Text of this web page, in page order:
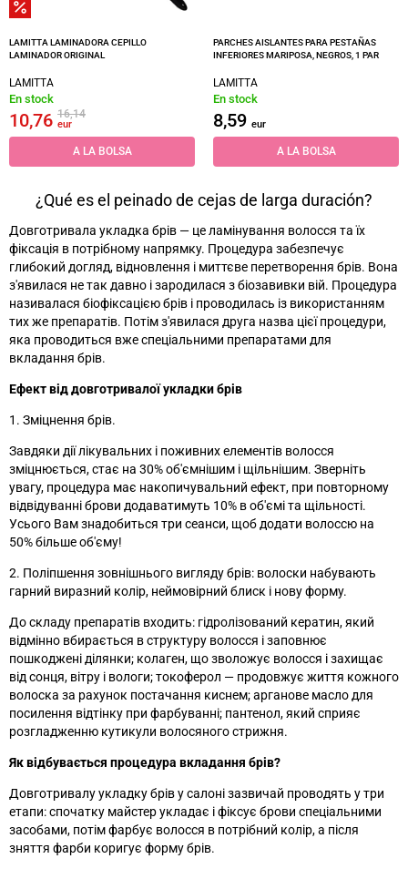
LAMITTA LAMINADORA CEPILLO
LAMINADOR ORIGINAL
LAMITTA
En stock
10,76 16,14
eur
A LA BOLSA
PARCHES AISLANTES PARA PESTAÑAS
INFERIORES MARIPOSA, NEGROS, 1 PAR
LAMITTA
En stock
8,59 eur
A LA BOLSA
¿Qué es el peinado de cejas de larga duración?
Довготривала укладка брів — це ламінування волосся та їх
фіксація в потрібному напрямку. Процедура забезпечує
глибокий догляд, відновлення і миттєве перетворення брів. Вона
з'явилася не так давно і зародилася з біозавивки вій. Процедура
називалася біофіксацією брів і проводилась із використанням
тих же препаратів. Потім з'явилася друга назва цієї процедури,
яка проводиться вже спеціальними препаратами для
вкладання брів.
Ефект від довготривалої укладки брів
1. Зміцнення брів.
Завдяки дії лікувальних і поживних елементів волосся
зміцнюється, стає на 30% об'ємнішим і щільнішим. Зверніть
увагу, процедура має накопичувальний ефект, при повторному
відвідуванні брови додаватимуть 10% в об'ємі та щільності.
Усього Вам знадобиться три сеанси, щоб додати волоссю на
50% більше об'єму!
2. Поліпшення зовнішнього вигляду брів: волоски набувають
гарний виразний колір, неймовірний блиск і нову форму.
До складу препаратів входить: гідролізований кератин, який
відмінно вбирається в структуру волосся і заповнює
пошкоджені ділянки; колаген, що зволожує волосся і захищає
від сонця, вітру і вологи; токоферол — продовжує життя кожного
волоска за рахунок постачання киснем; арганове масло для
посилення відтінку при фарбуванні; пантенол, який сприяє
розгладженню кутикули волосяного стрижня.
Як відбувається процедура вкладання брів?
Довготривалу укладку брів у салоні зазвичай проводять у три
етапи: спочатку майстер укладає і фіксує брови спеціальними
засобами, потім фарбує волосся в потрібний колір, а після
зняття фарби коригує форму брів.